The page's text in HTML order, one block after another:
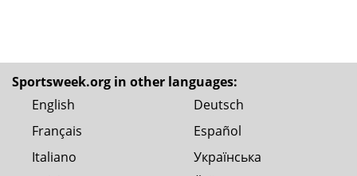
Sportsweek.org in other languages:
English
Deutsch
Français
Español
Italiano
Українська